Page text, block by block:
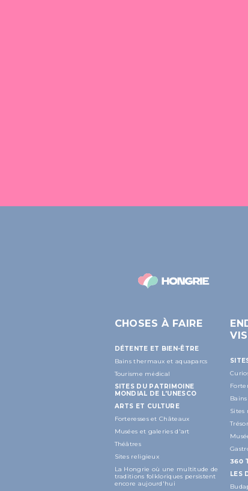
CHOSES À FAIRE
DÉTENTE ET BIEN-ÊTRE
Bains thermaux et aquaparcs
Tourisme médical
SITES DU PATRIMOINE
MONDIAL DE L'UNESCO
ARTS ET CULTURE
Forteresses et Châteaux
Musées et galeries d'art
Théâtres
Sites religieux
La Hongrie où une multitude de
traditions folkloriques persistent
encore aujourd'hui
Bains
Sites
360
LES